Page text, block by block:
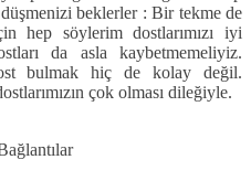
beklerler : Bir tekme de
hep söylerim dostlarımızı iyi
da asla kaybetmemeliyiz.
bulmak hiç de kolay değil.
çok olması dileğiyle.